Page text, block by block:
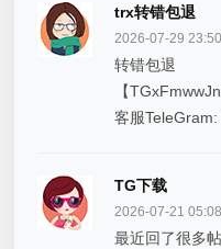
trx转错包退
2026-07-29
转错包退
【
客服TeleGram:
TG下载
2026-07-21
最近回了很多